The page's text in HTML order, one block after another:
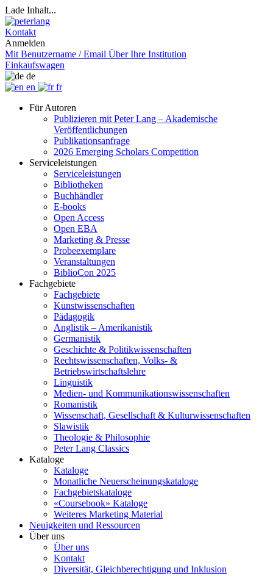
Lade Inhalt...
Kontakt
Anmelden
Mit Benutzername / Email Über Ihre Institution
Einkaufswagen
de
en
fr
Für Autoren
Publizieren mit Peter Lang – Akademische
Veröffentlichungen
Publikationsanfrage
2026 Emerging Scholars Competition
Serviceleistungen
Serviceleistungen
Bibliotheken
Buchhändler
E-books
Open Access
Open EBA
Marketing & Presse
Probeexemplare
Veranstaltungen
BiblioCon 2025
Fachgebiete
Fachgebiete
Kunstwissenschaften
Pädagogik
Anglistik – Amerikanistik
Germanistik
Geschichte & Politikwissenschaften
Rechtswissenschaften, Volks- &
Betriebswirtschaftslehre
Linguistik
Medien- und Kommunikationswissenschaften
Romanistik
Wissenschaft, Gesellschaft & Kulturwissenschaften
Slawistik
Theologie & Philosophie
Peter Lang Classics
Kataloge
Kataloge
Monatliche Neuerscheinungskataloge
Fachgebietskataloge
«Coursebook» Kataloge
Weiteres Marketing Material
Neuigkeiten und Ressourcen
Über uns
Über uns
Kontakt
Diversität, Gleichberechtigung und Inklusion